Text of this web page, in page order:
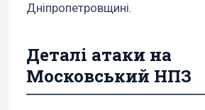
Дніпропетровщині.
Деталі атаки на
Московський НПЗ